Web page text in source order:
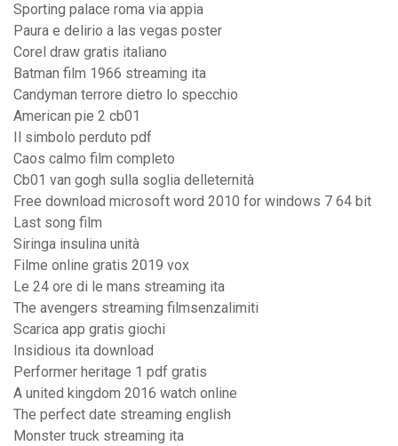
Sporting palace roma via appia
Paura e delirio a las vegas poster
Corel draw gratis italiano
Batman film 1966 streaming ita
Candyman terrore dietro lo specchio
American pie 2 cb01
Il simbolo perduto pdf
Caos calmo film completo
Cb01 van gogh sulla soglia delleternità
Free download microsoft word 2010 for windows 7 64 bit
Last song film
Siringa insulina unità
Filme online gratis 2019 vox
Le 24 ore di le mans streaming ita
The avengers streaming filmsenzalimiti
Scarica app gratis giochi
Insidious ita download
Performer heritage 1 pdf gratis
A united kingdom 2016 watch online
The perfect date streaming english
Monster truck streaming ita